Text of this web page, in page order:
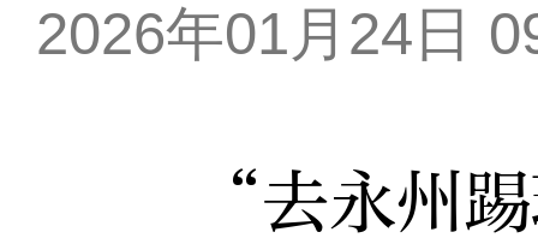
2026年01月24日
“去永州踢